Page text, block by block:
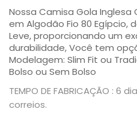
Nossa Camisa Gola
em Algodão Fio 80 Egípcio,
Leve, proporcionando um
durabilidade, Você tem
Modelagem: Slim Fit ou
Bolso ou Sem Bolso
TEMPO DE FABRICAÇÃO :
correios.